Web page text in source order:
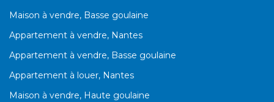
Maison à vendre, Basse goulaine
Appartement à vendre, Nantes
Appartement à vendre, Basse goulaine
Appartement à louer, Nantes
Maison à vendre, Haute goulaine